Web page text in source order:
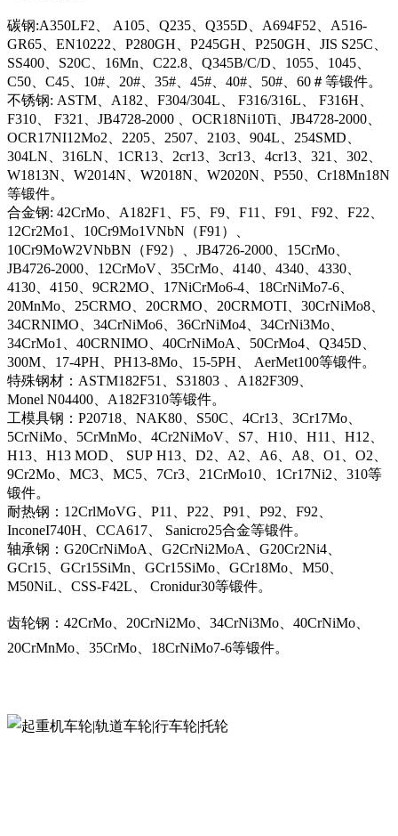
碳钢:A350LF2、 A105、Q235、Q355D、A694F52、A516-
GR65、EN10222、P280GH、P245GH、P250GH、JIS S25C、
SS400、S20C、16Mn、C22.8、Q345B/C/D、1055、1045、
C50、C45、10#、20#、35#、45#、40#、50#、60＃等锻件。
不锈钢: ASTM、A182、F304/304L、 F316/316L、 F316H、
F310、 F321、JB4728-2000 、OCR18Ni10Ti、JB4728-2000、
OCR17NI12Mo2、2205、2507、2103、904L、254SMD、
304LN、316LN、1CR13、2cr13、3cr13、4cr13、321、302、
W1813N、W2014N、W2018N、W2020N、P550、Cr18Mn18N
等锻件。
合金钢: 42CrMo、A182F1、F5、F9、F11、F91、F92、F22、
12Cr2Mo1、10Cr9Mo1VNbN（F91）、
10Cr9MoW2VNbBN（F92）、JB4726-2000、15CrMo、
JB4726-2000、12CrMoV、35CrMo、4140、4340、4330、
4130、4150、9CR2MO、17NiCrMo6-4、18CrNiMo7-6、
20MnMo、25CRMO、20CRMO、20CRMOTI、30CrNiMo8、
34CRNIMO、34CrNiMo6、36CrNiMo4、34CrNi3Mo、
34CrMo1、40CRNIMO、40CrNiMoA、50CrMo4、Q345D、
300M、17-4PH、PH13-8Mo、15-5PH、 AerMet100等锻件。
特殊钢材：ASTM182F51、S31803 、A182F309、
Monel N04400、A182F310等锻件。
工模具钢：P20718、NAK80、S50C、4Cr13、3Cr17Mo、
5CrNiMo、5CrMnMo、4Cr2NiMoV、S7、H10、H11、H12、
H13、H13 MOD、 SUP H13、D2、A2、A6、A8、O1、O2、
9Cr2Mo、MC3、MC5、7Cr3、21CrMo10、1Cr17Ni2、310等
锻件。
耐热钢：12CrlMoVG、P11、P22、P91、P92、F92、
InconeI740H、CCA617、 Sanicro25合金等锻件。
轴承钢：G20CrNiMoA、G2CrNi2MoA、G20Cr2Ni4、
GCr15、GCr15SiMn、GCr15SiMo、GCr18Mo、M50、
M50NiL、CSS-F42L、 Cronidur30等锻件。
齿轮钢：42CrMo、20CrNi2Mo、34CrNi3Mo、40CrNiMo、
20CrMnMo、35CrMo、18CrNiMo7-6等锻件。